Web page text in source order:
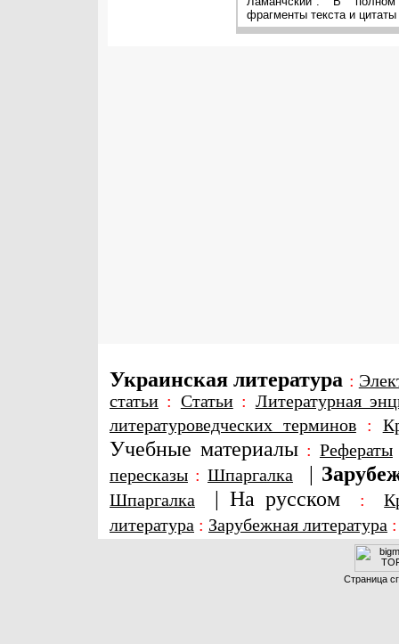
фрагменты текста и цитаты
Украинская литература :
статьи : Статьи: Литературная
литературоведческих терминов:
Учебные материалы : Рефераты
пересказы : Шпаргалка |
Шпаргалка | На русском :
литература : Зарубежная литература
Страница